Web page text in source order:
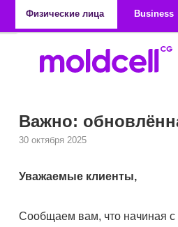
Физические лица
Business
Важно:
30 октября 2025
Уважаемые клиенты,
Сообщаем вам, что начиная с